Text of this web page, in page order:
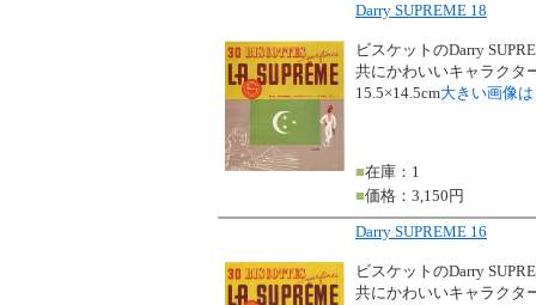
Darry SUPREME 18
ビスケットのDarry
共にかわいいキャラクタ
15.5×14.5cm大きい画像
■在庫：1
■価格：3,150円
Darry SUPREME 16
ビスケットのDarry
共にかわいいキャラクタ